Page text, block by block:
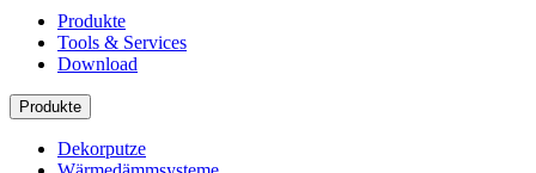
Produkte
Tools & Services
Download
Produkte
Dekorputze